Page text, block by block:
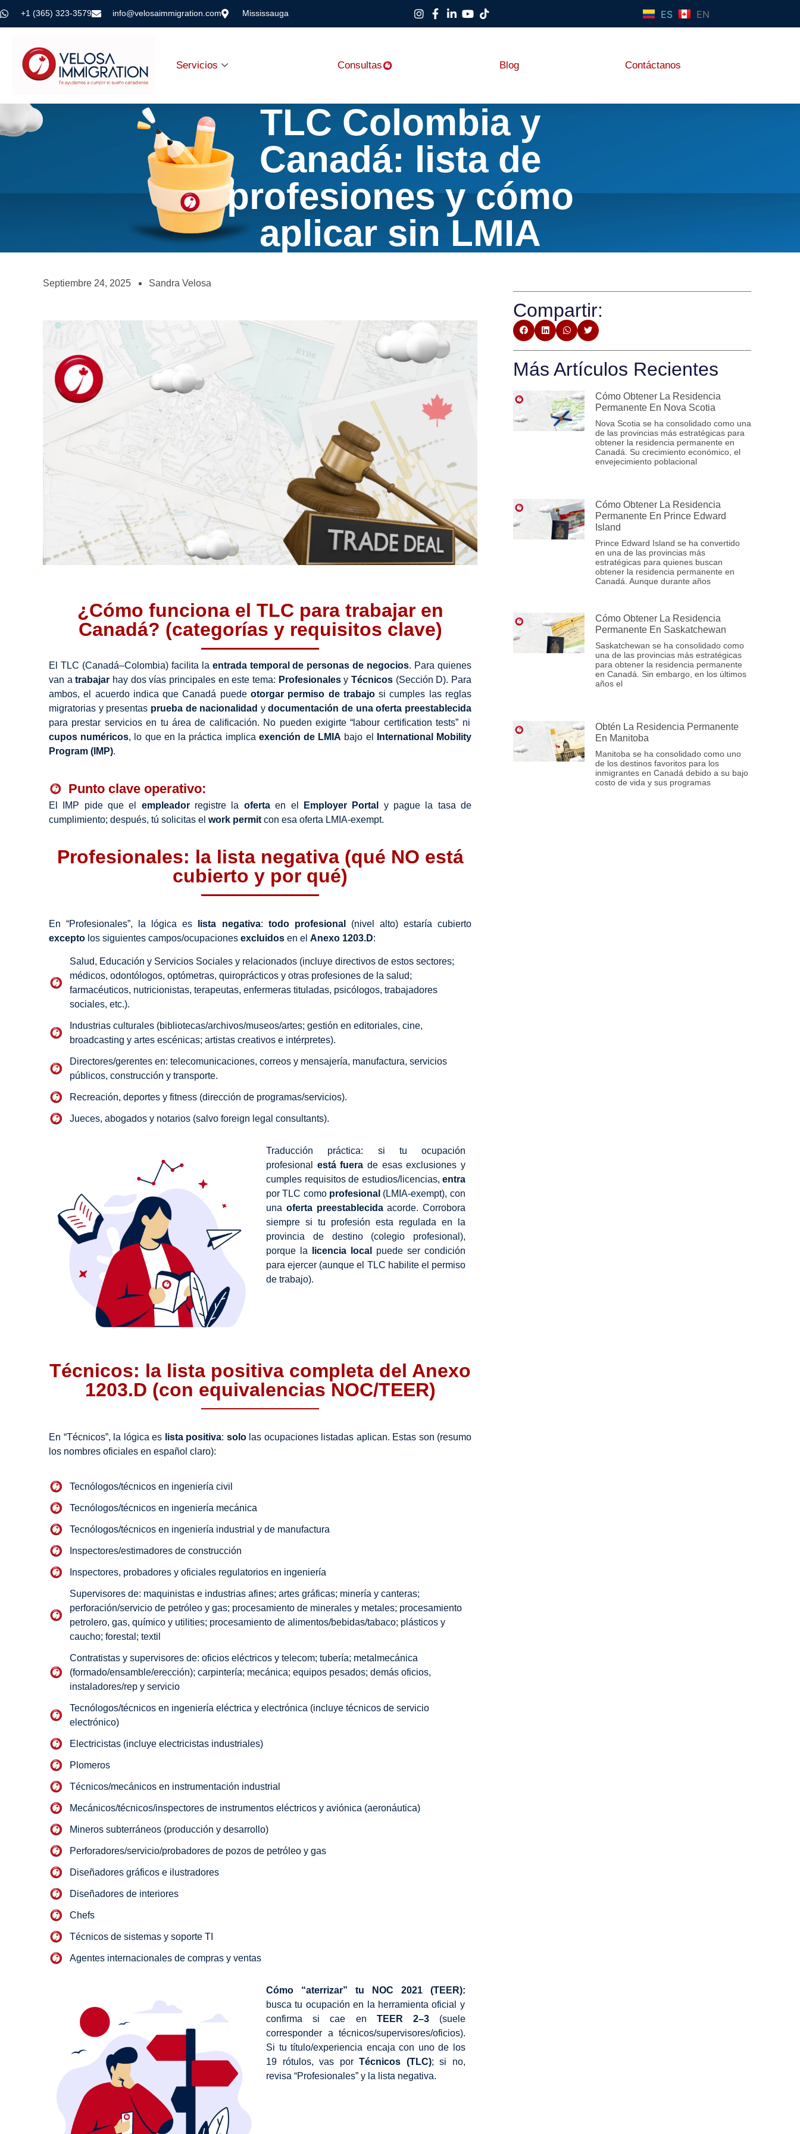
+1 (365) 323-3579 info@velosaimmigration.com Mississauga ES EN
Servicios Consultas Blog Contáctanos
TLC Colombia y
Canadá: lista de
profesiones y cómo
aplicar sin LMIA
Septiembre 24, 2025 Sandra Velosa
¿Cómo funciona el TLC para trabajar en
Canadá? (categorías y requisitos clave)
El TLC (Canadá–Colombia) facilita la entrada temporal de personas de negocios. Para quienes
van atrabajar hay dos vías principales en este tema: ProfesionalesyTécnicos (Sección D). Para
ambos, el acuerdo indica que Canadá puede otorgar permiso de trabajosi cumples las reglas
migratorias y presentas prueba de nacionalidad ydocumentación de una oferta preestablecida
para prestar servicios en tu área de calificación. No pueden exigirte “labour certification tests” ni
cupos numéricos, lo que en la práctica implica exención de LMIA bajo el
International Mobility
Program (IMP).
Punto clave operativo:
El IMP pide que el empleadorregistre la ofertaen el Employer Portal
y pague la tasa de
cumplimiento; después, tú solicitas el work permit con esa oferta LMIA-exempt.
Profesionales: la lista negativa (qué NO está
cubierto y por qué)
En “Profesionales”, la lógica es lista negativa: todo profesional
(nivel alto) estaría cubierto
excepto los siguientes campos/ocupaciones excluidos en el Anexo 1203.D:
Salud, Educación y Servicios Sociales y relacionados (incluye directivos de estos sectores;
médicos, odontólogos, optómetras, quiroprácticos y otras profesiones de la salud;
farmacéuticos, nutricionistas, terapeutas, enfermeras tituladas, psicólogos, trabajadores
sociales, etc.).
Industrias culturales (bibliotecas/archivos/museos/artes; gestión en editoriales, cine,
broadcasting y artes escénicas; artistas creativos e intérpretes).
Directores/gerentes en: telecomunicaciones, correos y mensajería, manufactura, servicios
públicos, construcción y transporte.
Recreación, deportes y fitness (dirección de programas/servicios).
Jueces, abogados y notarios (salvo foreign legal consultants).
Traducción práctica: si tu ocupación
profesional está fuera de esas exclusiones y
cumples requisitos de estudios/licencias, entra
por TLC como profesional (LMIA-exempt), con
una oferta preestablecidaacorde. Corrobora
siempre si tu profesión esta regulada en la
provincia de destino (colegio profesional),
porque la
licencia local
puede ser condición
para ejercer (aunque el TLC habilite el permiso
de trabajo).
Técnicos: la lista positiva completa del Anexo
1203.D (con equivalencias NOC/TEER)
En “Técnicos”, la lógica es lista positiva: sololas ocupaciones listadas aplican. Estas son (resumo
los nombres oficiales en español claro):
Tecnólogos/técnicos en ingeniería civil
Tecnólogos/técnicos en ingeniería mecánica
Tecnólogos/técnicos en ingeniería industrial y de manufactura
Inspectores/estimadores de construcción
Inspectores, probadores y oficiales regulatorios en ingeniería
Supervisores de: maquinistas e industrias afines; artes gráficas; minería y canteras;
perforación/servicio de petróleo y gas; procesamiento de minerales y metales; procesamiento
petrolero, gas, químico y utilities; procesamiento de alimentos/bebidas/tabaco; plásticos y
caucho; forestal; textil
Contratistas y supervisores de: oficios eléctricos y telecom; tubería; metalmecánica
(formado/ensamble/erección); carpintería; mecánica; equipos pesados; demás oficios,
instaladores/rep y servicio
Tecnólogos/técnicos en ingeniería eléctrica y electrónica (incluye técnicos de servicio
electrónico)
Electricistas (incluye electricistas industriales)
Plomeros
Técnicos/mecánicos en instrumentación industrial
Mecánicos/técnicos/inspectores de instrumentos eléctricos y aviónica (aeronáutica)
Mineros subterráneos (producción y desarrollo)
Perforadores/servicio/probadores de pozos de petróleo y gas
Diseñadores gráficos e ilustradores
Diseñadores de interiores
Chefs
Técnicos de sistemas y soporte TI
Agentes internacionales de compras y ventas
Cómo “aterrizar” tu NOC 2021 (TEER):
busca tu ocupación en la herramienta oficial y
confirma si cae en TEER 2–3(suele
corresponder a técnicos/supervisores/oficios).
Si tu título/experiencia encaja con uno de los
19 rótulos, vas porTécnicos (TLC); si no,
revisa “Profesionales” y la lista negativa.
Compartir:
Más Artículos Recientes
Cómo Obtener La Residencia
Permanente En Nova Scotia
Nova Scotia se ha consolidado como una
de las provincias más estratégicas para
obtener la residencia permanente en
Canadá. Su crecimiento económico, el
envejecimiento poblacional
Cómo Obtener La Residencia
Permanente En Prince Edward
Island
Prince Edward Island se ha convertido
en una de las provincias más
estratégicas para quienes buscan
obtener la residencia permanente en
Canadá. Aunque durante años
Cómo Obtener La Residencia
Permanente En Saskatchewan
Saskatchewan se ha consolidado como
una de las provincias más estratégicas
para obtener la residencia permanente
en Canadá. Sin embargo, en los últimos
años el
Obtén La Residencia Permanente
En Manitoba
Manitoba se ha consolidado como uno
de los destinos favoritos para los
inmigrantes en Canadá debido a su bajo
costo de vida y sus programas